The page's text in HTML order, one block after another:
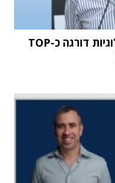
מחקר STKI השנתי: וואן טכנולוגיות דורגה כ-TOP